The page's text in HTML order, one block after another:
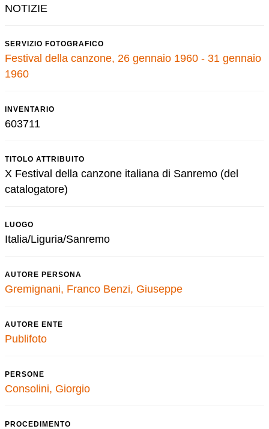
NOTIZIE
SERVIZIO FOTOGRAFICO
Festival della canzone, 26 gennaio 1960 - 31 gennaio
1960
INVENTARIO
603711
TITOLO ATTRIBUITO
X Festival della canzone italiana di Sanremo (del
catalogatore)
LUOGO
Italia/Liguria/Sanremo
AUTORE PERSONA
Gremignani, Franco Benzi, Giuseppe
AUTORE ENTE
Publifoto
PERSONE
Consolini, Giorgio
PROCEDIMENTO